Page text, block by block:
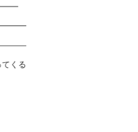
くる